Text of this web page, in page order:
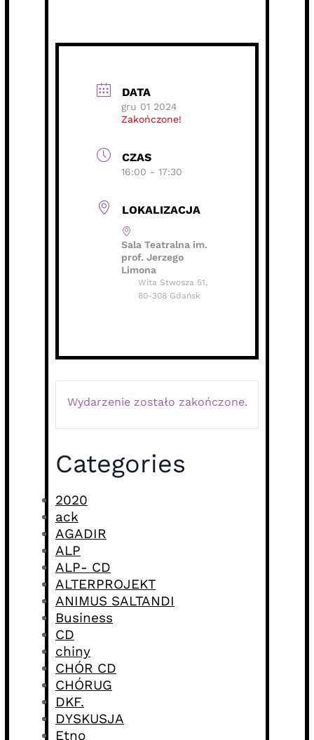
DATA
gru 01 2024
Zakończone!
CZAS
16:00 - 17:30
LOKALIZACJA
Sala Teatralna im.
prof. Jerzego
Limona
Wita Stwosza 51,
80-308 Gdańsk
Wydarzenie zostało zakończone.
Categories
2020
ack
AGADIR
ALP
ALP- CD
ALTERPROJEKT
ANIMUS SALTANDI
Business
CD
chiny
CHÓR CD
CHÓRUG
DKF.
DYSKUSJA
Etno